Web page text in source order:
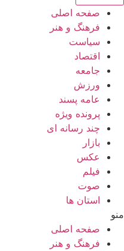
صفحه اصلی
فرهنگ و هنر
سیاست
اقتصاد
جامعه
ورزش
عامه پسند
پرونده ویژه
چند رسانه ای
بازار
عکس
فیلم
صوت
استان ها
منو
صفحه اصلی
فرهنگ و هنر